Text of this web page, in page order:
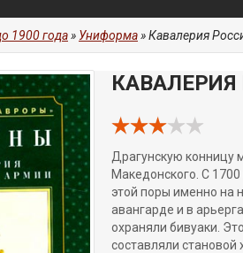
1900 года» Униформа» Кавалерия
Драгунскую конницу
Македонского. С
этой поры именно на
авангарде и в
охраняли бивуаки.
составляли становой